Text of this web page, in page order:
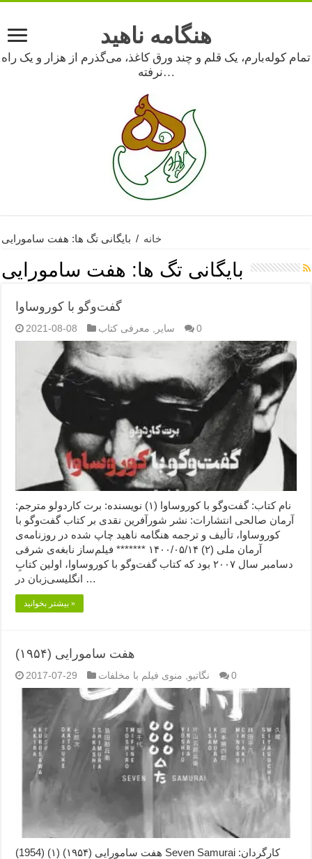
هنگامه ناهید
تمام کوله‌بارم، یک قلم و چند ورق کاغذ، می‌گذرم از هزار و یک راه
نرفته…
خانه / بایگانی تگ ها: هفت سامورایی
بایگانی تگ ها: هفت سامورایی
گفت‌وگو با کوروساوا
2021-08-08 سایر معرفی کتاب 0
نام کتاب: گفت‌وگو با کوروساوا (۱) نویسنده: برت کاردولو مترجم:
آرمان صالحی انتشارات: نشر شورآفرین نقدی بر کتاب گفت‌وگو با
کوروساوا، تألیف و ترجمه هنگامه ناهید چاپ شده در روزنامه‌ی
آرمان ملی (۲) ۱۴۰۰/۰۵/۱۴ ******* فیلم‌ساز نابغه‌ی شرقی
دسامبر سال ۲۰۰۷ بود که کتاب گفت‌وگو با کوروساوا، اولین کتابِ
انگلیسی‌زبان در …
بیشتر بخوانید »
هفت سامورایی (۱۹۵۴)
2017-07-29 نگاتیو منوی فیلم با مخلفات 0
هفت سامورایی (۱۹۵۴) (۱) (1954) Seven Samurai کارگردان: